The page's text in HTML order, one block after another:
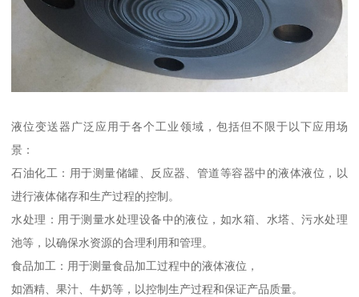
液位变送器广泛应用于各个工业领域，包括但不限于以下应用场
景：
石油化工：用于测量储罐、反应器、管道等容器中的液体液位，以
进行液体储存和生产过程的控制。
水处理：用于测量水处理设备中的液位，如水箱、水塔、污水处理
池等，以确保水资源的合理利用和管理。
食品加工：用于测量食品加工过程中的液体液位，
如酒精、果汁、牛奶等，以控制生产过程和保证产品质量。